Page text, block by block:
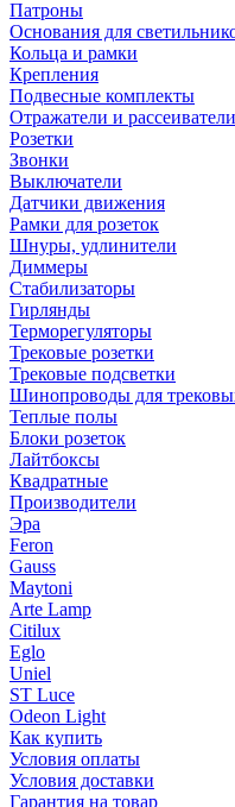
Патроны
Основания для
Кольца и рамки
Крепления
Подвесные комплекты
Отражатели и рассеиватели
Розетки
Звонки
Выключатели
Датчики движения
Рамки для розеток
Шнуры, удлинители
Диммеры
Стабилизаторы
Гирлянды
Терморегуляторы
Трековые розетки
Трековые подсветки
Шинопроводы для
Теплые полы
Блоки розеток
Лайтбоксы
Квадратные
Производители
Эра
Feron
Gauss
Maytoni
Arte Lamp
Citilux
Eglo
Uniel
ST Luce
Odeon Light
Как купить
Условия оплаты
Условия доставки
Гарантия на товар